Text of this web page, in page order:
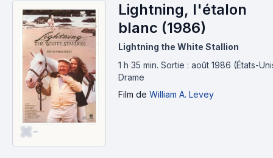
-
Lightning, l'étalon
blanc (1986)
Lightning the White Stallion
1 h 35 min. Sortie : août 1986 (États-
Drame
Film de William A. Levey